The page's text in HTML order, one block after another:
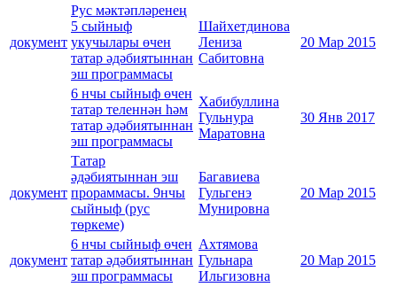
документ
Рус мәктәпләренең
5 сыйныф
укучылары өчен
татар әдәбиятыннан
эш программасы
Шайхетдинова
Лениза
Сабитовна
20 Мар 2015
6 нчы сыйныф өчен
татар теленнән һәм
татар әдәбиятыннан
эш программасы
Хабибуллина
Гульнура
Маратовна
30 Янв 2017
документ
Татар
әдәбиятыннан эш
прораммасы. 9нчы
сыйныф (рус
төркеме)
Багавиева
Гульгенэ
Мунировна
20 Мар 2015
документ
6 нчы сыйныф өчен
татар әдәбиятыннан
эш программасы
Ахтямова
Гульнара
Ильгизовна
20 Мар 2015